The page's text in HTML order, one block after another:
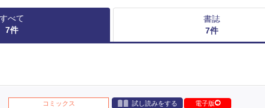
すべて
7件
書誌
7件
コミックス 試し読みをする 電子版